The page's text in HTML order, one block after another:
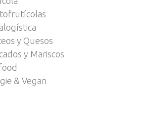
y Quesos
y Mariscos
& Vegan